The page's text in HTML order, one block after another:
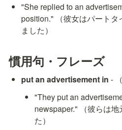
"She replied to an
position." （彼女はパートタ
ました）
慣用句・フレーズ
put an advertisement in -
"They put an
newspaper." （彼らは
た）